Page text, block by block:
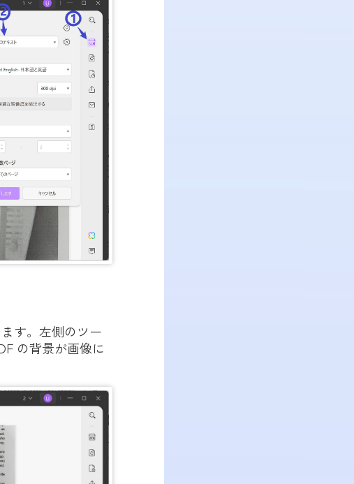
す。左側のツー
の背景が画像に